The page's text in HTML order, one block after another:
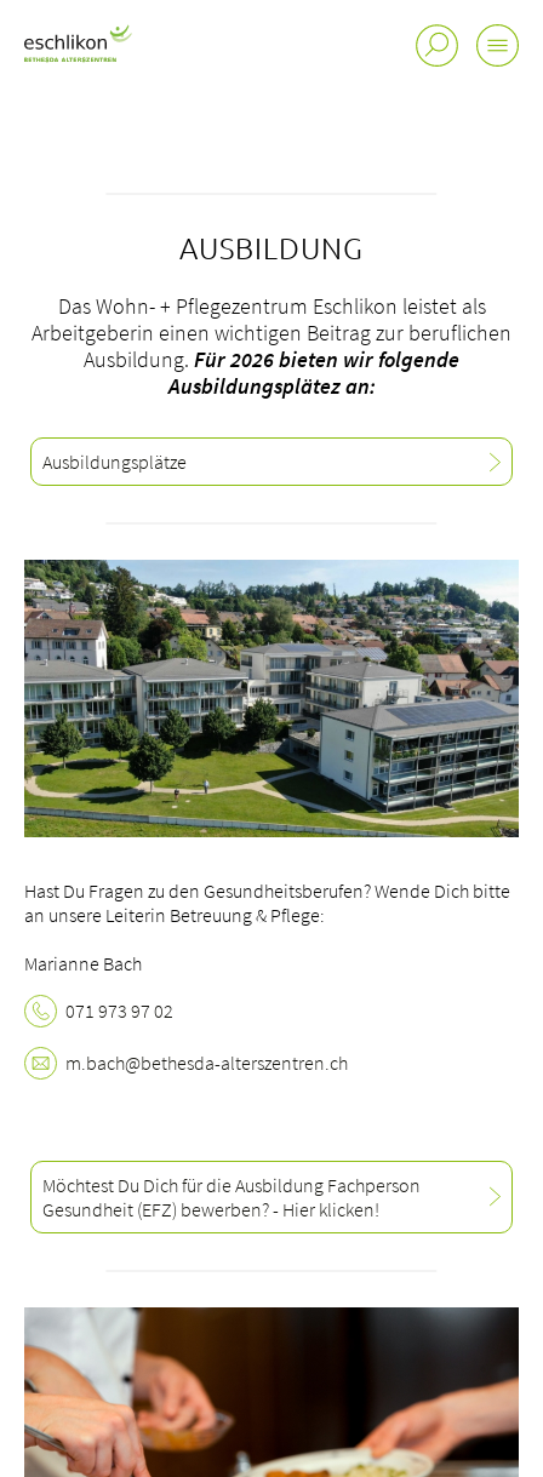
Standorte
Tätigkeitsfelder
Portrait
bei uns arbeiten
AUSBILDUNG
Das Wohn- + Pflegezentrum Eschlikon leistet als
Arbeitgeberin einen wichtigen Beitrag zur beruflichen
Ausbildung. Für 2026 bieten wir folgende
Ausbildungsplätez an:
Ausbildungsplätze
Hast Du Fragen zu den Gesundheitsberufen? Wende Dich bitte
an unsere Leiterin Betreuung & Pflege:
Marianne Bach
071 973 97 02
m.bach@bethesda-alterszentren.ch
Möchtest Du Dich für die Ausbildung Fachperson
Gesundheit (EFZ) bewerben? - Hier klicken!